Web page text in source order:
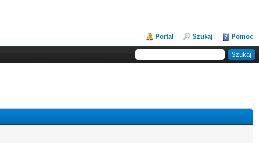
Portal Szukaj Pomoc